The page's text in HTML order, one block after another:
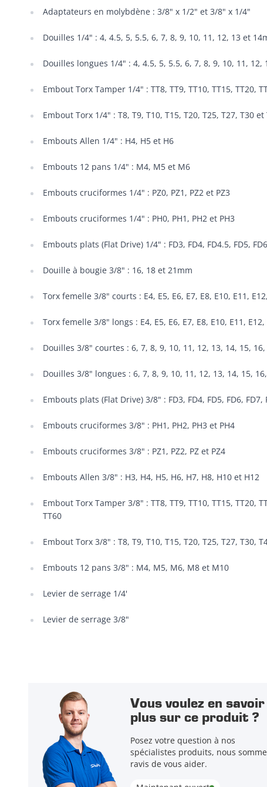
Adaptateurs en molybdène : 3/8" x 1/2" et 3/8" x 1/4"
Douilles 1/4" : 4, 4.5, 5, 5.5, 6, 7, 8, 9, 10, 11, 12, 13 et
Douilles longues 1/4" : 4, 4.5, 5, 5.5, 6, 7, 8, 9, 10, 11, 12,
Embout Torx Tamper 1/4" : TT8, TT9, TT10, TT15, TT20,
Embout Torx 1/4" : T8, T9, T10, T15, T20, T25, T27, T30 et
Embouts Allen 1/4" : H4, H5 et H6
Embouts 12 pans 1/4" : M4, M5 et M6
Embouts cruciformes 1/4" : PZ0, PZ1, PZ2 et PZ3
Embouts cruciformes 1/4" : PH0, PH1, PH2 et PH3
Embouts plats (Flat Drive) 1/4" : FD3, FD4, FD4.5, FD5,
Douille à bougie 3/8" : 16, 18 et 21mm
Torx femelle 3/8" courts : E4, E5, E6, E7, E8, E10, E11,
Torx femelle 3/8" longs : E4, E5, E6, E7, E8, E10, E11, E12,
Douilles 3/8" courtes : 6, 7, 8, 9, 10, 11, 12, 13, 14, 15,
Douilles 3/8" longues : 6, 7, 8, 9, 10, 11, 12, 13, 14, 15,
Embouts plats (Flat Drive) 3/8" : FD3, FD4, FD5, FD6, FD7,
Embouts cruciformes 3/8" : PH1, PH2, PH3 et PH4
Embouts cruciformes 3/8" : PZ1, PZ2, PZ et PZ4
Embouts Allen 3/8" : H3, H4, H5, H6, H7, H8, H10 et H12
Embout Torx Tamper 3/8" : TT8, TT9, TT10, TT15, TT20,
TT60
Embout Torx 3/8" : T8, T9, T10, T15, T20, T25, T27, T30,
Embouts 12 pans 3/8" : M4, M5, M6, M8 et M10
Levier de serrage 1/4'
Levier de serrage 3/8"
Vous voulez en savoir
plus sur ce produit ?
Posez votre question à nos
spécialistes produits, nous
ravis de vous aider.